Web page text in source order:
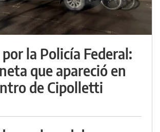
la Policía Federal:
que apareció en
de Cipolletti